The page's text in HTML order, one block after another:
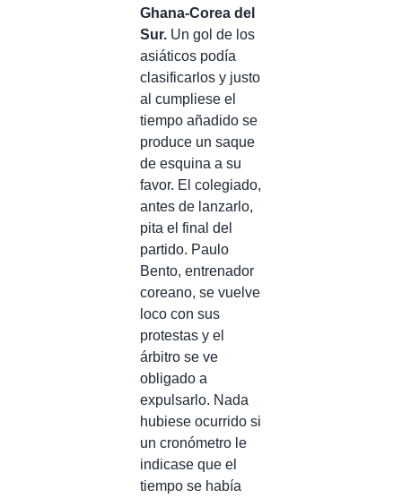
Ghana-Corea del
Sur. Un gol de los
asiáticos podía
clasificarlos y justo
al cumpliese el
tiempo añadido se
produce un saque
de esquina a su
favor. El colegiado,
antes de lanzarlo,
pita el final del
partido. Paulo
Bento, entrenador
coreano, se vuelve
loco con sus
protestas y el
árbitro se ve
obligado a
expulsarlo. Nada
hubiese ocurrido si
un cronómetro le
indicase que el
tiempo se había